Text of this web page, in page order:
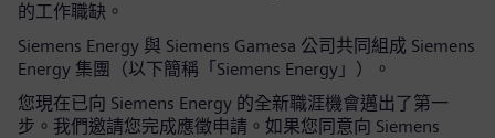
的工作職缺。
Siemens Energy 與 Siemens Gamesa 公司共同組成 Siemens
Energy 集團（以下簡稱「Siemens Energy」）。
您現在已向 Siemens Energy 的全新職涯機會邁出了第一
步。我們邀請您完成應徵申請。如果您同意向 Siemens